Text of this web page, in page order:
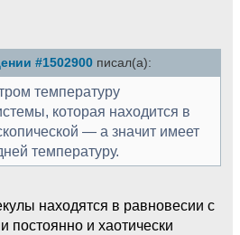
#1502900 писал(а):
температуру
которая находится в
— а значит имеет
температуру.
находятся в равновесии с
постоянно и хаотически